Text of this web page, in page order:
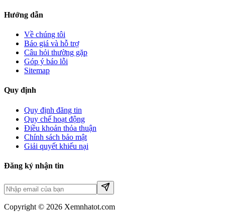
Hướng dẫn
Về chúng tôi
Báo giá và hỗ trợ
Câu hỏi thường gặp
Góp ý báo lỗi
Sitemap
Quy định
Quy định đăng tin
Quy chế hoạt động
Điều khoản thỏa thuận
Chính sách bảo mật
Giải quyết khiếu nại
Đăng ký nhận tin
Copyright © 2026 Xemnhatot.com